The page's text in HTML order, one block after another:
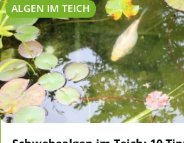
ALGEN IM TEICH